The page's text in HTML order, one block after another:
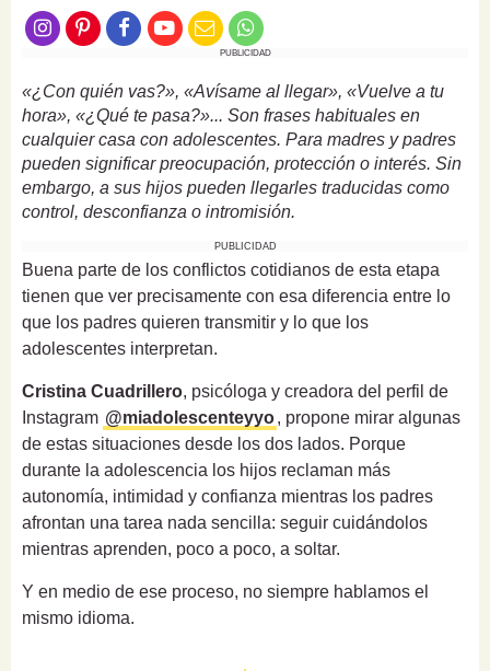
PUBLICIDAD
«¿Con quién vas?», «Avísame al llegar», «Vuelve a tu
hora», «¿Qué te pasa?»... Son frases habituales en
cualquier casa con adolescentes. Para madres y padres
pueden significar preocupación, protección o interés. Sin
embargo, a sus hijos pueden llegarles traducidas como
control, desconfianza o intromisión.
PUBLICIDAD
Buena parte de los conflictos cotidianos de esta etapa
tienen que ver precisamente con esa diferencia entre lo
que los padres quieren transmitir y lo que los
adolescentes interpretan.
Cristina Cuadrillero, psicóloga y creadora del perfil de
Instagram @miadolescenteyyo, propone mirar algunas
de estas situaciones desde los dos lados. Porque
durante la adolescencia los hijos reclaman más
autonomía, intimidad y confianza mientras los padres
afrontan una tarea nada sencilla: seguir cuidándolos
mientras aprenden, poco a poco, a soltar.
Y en medio de ese proceso, no siempre hablamos el
mismo idioma.